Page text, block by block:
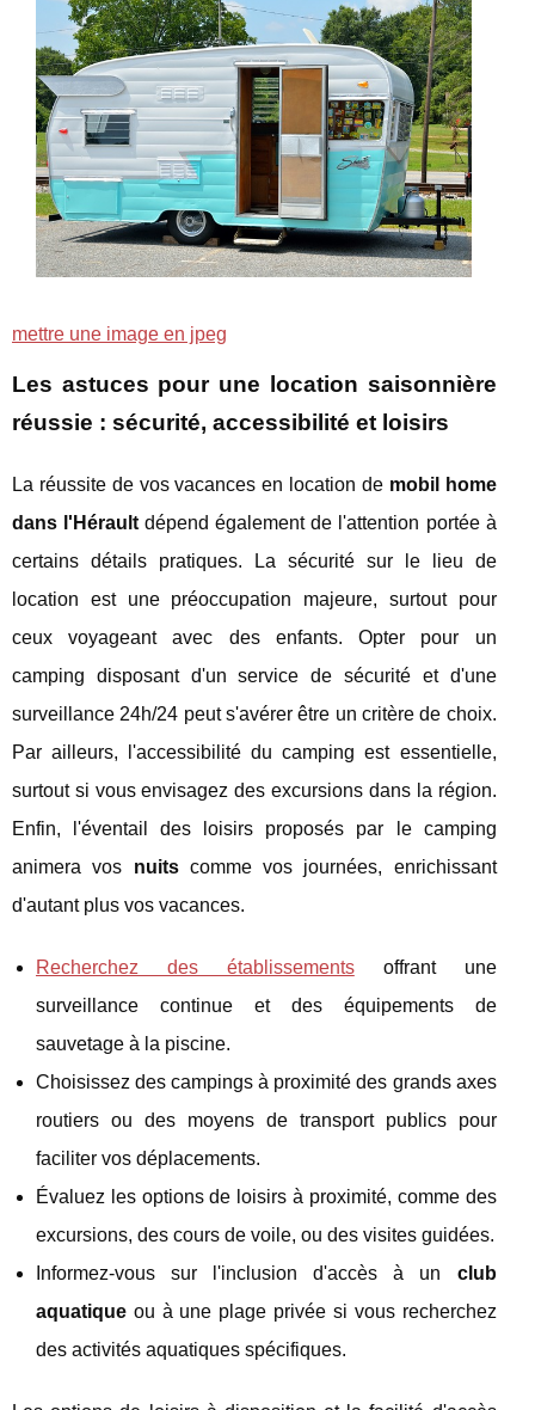
mettre une image en jpeg
Les astuces pour une location saisonnière
réussie : sécurité, accessibilité et loisirs
La réussite de vos vacances en location de mobil home
dans l'Hérault dépend également de l'attention portée à
certains détails pratiques. La sécurité sur le lieu de
location est une préoccupation majeure, surtout pour
ceux voyageant avec des enfants. Opter pour un
camping disposant d'un service de sécurité et d'une
surveillance 24h/24 peut s'avérer être un critère de choix.
Par ailleurs, l'accessibilité du camping est essentielle,
surtout si vous envisagez des excursions dans la région.
Enfin, l'éventail des loisirs proposés par le camping
animera vos nuitscomme vos journées, enrichissant
d'autant plus vos vacances.
Recherchez des établissementsoffrant une
surveillance continue et des équipements de
sauvetage à la piscine.
Choisissez des campings à proximité des grands axes
routiers ou des moyens de transport publics pour
faciliter vos déplacements.
Évaluez les options de loisirs à proximité, comme des
excursions, des cours de voile, ou des visites guidées.
Informez-vous sur l'inclusion d'accès à un club
aquatique ou à une plage privée si vous recherchez
des activités aquatiques spécifiques.